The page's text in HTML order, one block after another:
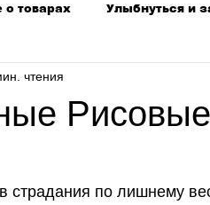
о товарах Улыбнуться и
чтения